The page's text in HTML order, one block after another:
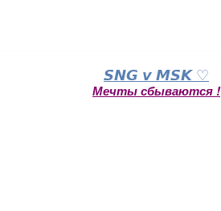
𝙎𝙉𝙂 𝙫 𝙈𝙎𝙆 ♡
Мечты сбываются !